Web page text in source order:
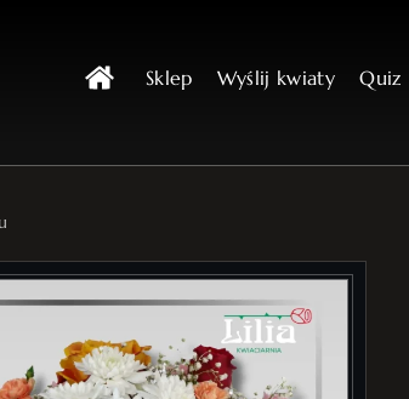
Sklep Wyślij kwiaty Quiz